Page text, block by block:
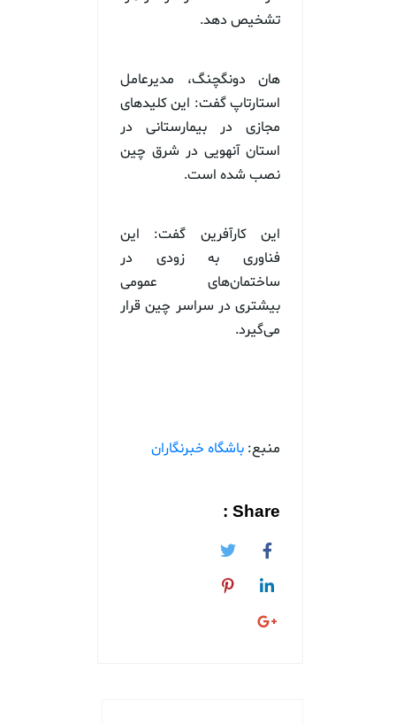
تشخیص دهد.
هان دونگچنگ، مدیرعامل
استارتاپ گفت: این کلید‌های
مجازی در بیمارستانی در
استان آنهویی در شرق چین
نصب شده است.
این کارآفرین گفت: این
فناوری به زودی در
ساختمان‌های عمومی
بیشتری در سراسر چین قرار
می‌گیرد.
منبع: باشگاه خبرنگاران
Share :